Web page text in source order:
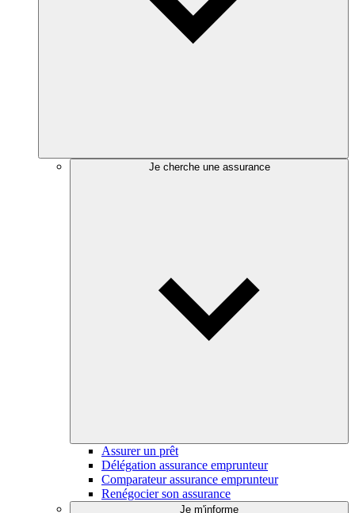
Je cherche une assurance
Assurer un prêt
Délégation assurance emprunteur
Comparateur assurance emprunteur
Renégocier son assurance
Je m'informe